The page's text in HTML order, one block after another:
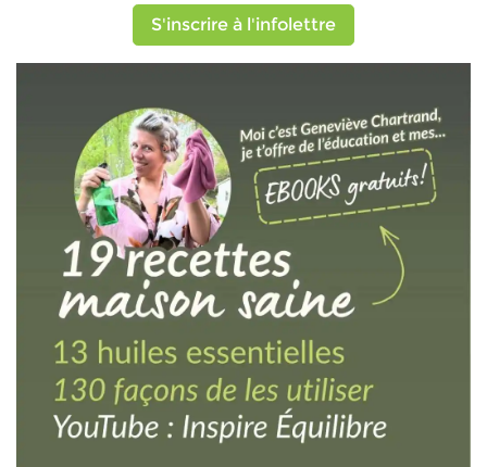
S'inscrire à l'infolettre